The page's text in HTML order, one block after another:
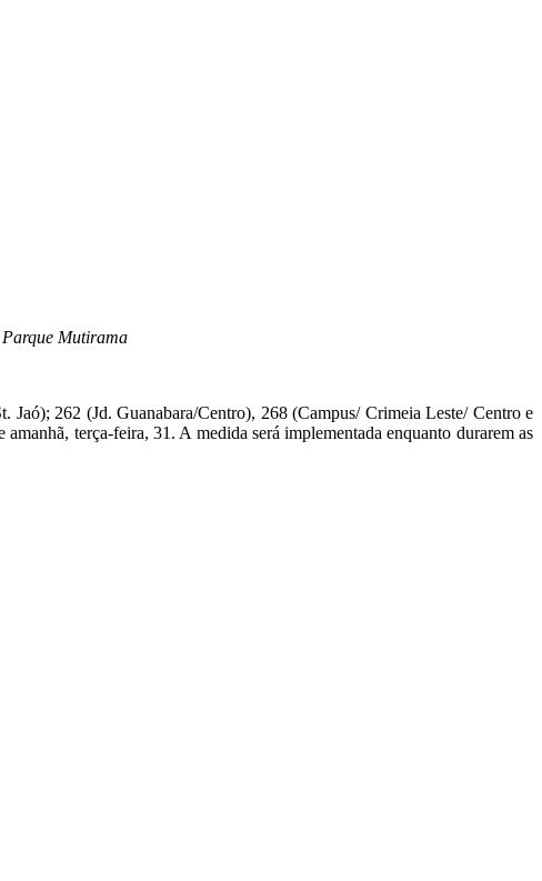
Mutirama
262 (Jd. Guanabara/Centro), 268 (Campus/ Crimeia Leste/ Centro e
terça-feira, 31. A medida será implementada enquanto durarem as